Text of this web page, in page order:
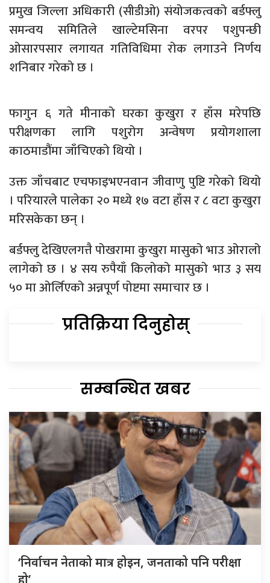
प्रमुख जिल्ला अधिकारी (सीडीओ) संयोजकत्वको बर्डफ्लु
समन्वय समितिले खाल्टेमसिना वरपर पशुपन्छी
ओसारपसार लगायत गतिविधिमा रोक लगाउने निर्णय
शनिबार गरेको छ ।
फागुन ६ गते मीनाको घरका कुखुरा र हाँस मरेपछि
परीक्षणका लागि पशुरोग अन्वेषण प्रयोगशाला
काठमाडौंमा जाँचिएको थियो ।
उक्त जाँचबाट एचफाइभएनवान जीवाणु पुष्टि गरेको थियो
। परियारले पालेका २० मध्ये १७ वटा हाँस र ८ वटा कुखुरा
मरिसकेका छन् ।
बर्डफ्लु देखिएलगत्तै पोखरामा कुखुरा मासुको भाउ ओरालो
लागेको छ । ४ सय रुपैयाँ किलोको मासुको भाउ ३ सय
५० मा ओर्लिएको अन्नपूर्ण पोष्टमा समाचार छ ।
प्रतिक्रिया दिनुहोस्
सम्बन्धित खबर
‘निर्वाचन नेताको मात्र होइन, जनताको पनि परीक्षा
हो’